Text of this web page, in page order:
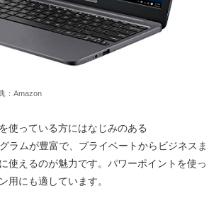
：Amazon
使っている方にはなじみのある
ラムが豊富で、プライベートからビジネスま
使えるのが魅力です。パワーポイントを使っ
用にも適しています。